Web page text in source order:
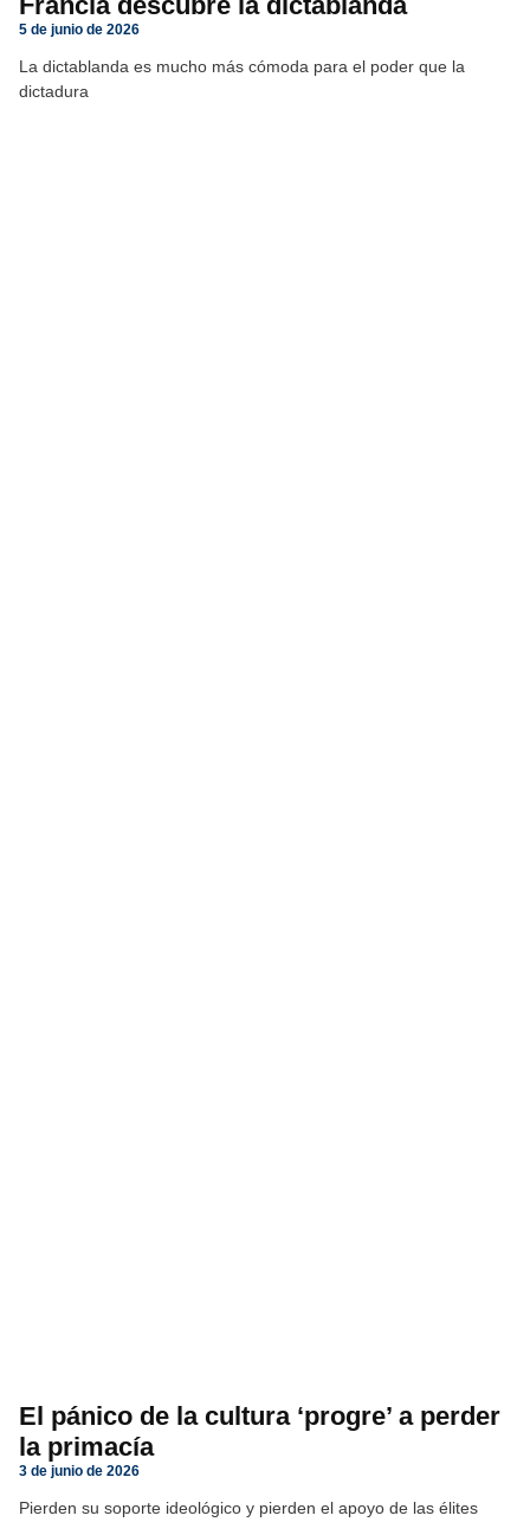
5 de junio de 2026
La dictablanda es mucho más cómoda para el poder que la
dictadura
El pánico de la cultura ‘progre’ a perder
la primacía
3 de junio de 2026
Pierden su soporte ideológico y pierden el apoyo de las élites